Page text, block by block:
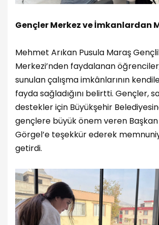
Gençler Merkez ve İmkanlardan
Mehmet Arıkan Pusula Maraş
Merkezi’nden faydalanan
sunulan çalışma imkânlarının
fayda sağladığını belirtti. Gençler,
destekler için Büyükşehir
gençlere büyük önem veren Başkan
Görgel’e teşekkür ederek
getirdi.